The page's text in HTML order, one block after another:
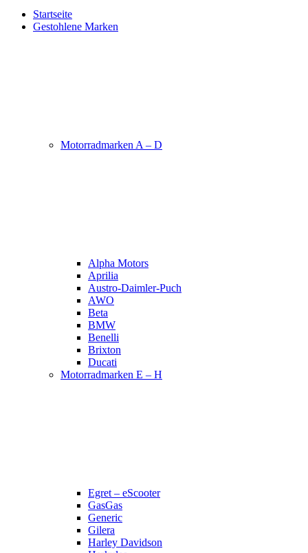
Startseite
Gestohlene Marken
Motorradmarken A – D
Alpha Motors
Aprilia
Austro-Daimler-Puch
AWO
Beta
BMW
Benelli
Brixton
Ducati
Motorradmarken E – H
Egret – eScooter
GasGas
Generic
Gilera
Harley Davidson